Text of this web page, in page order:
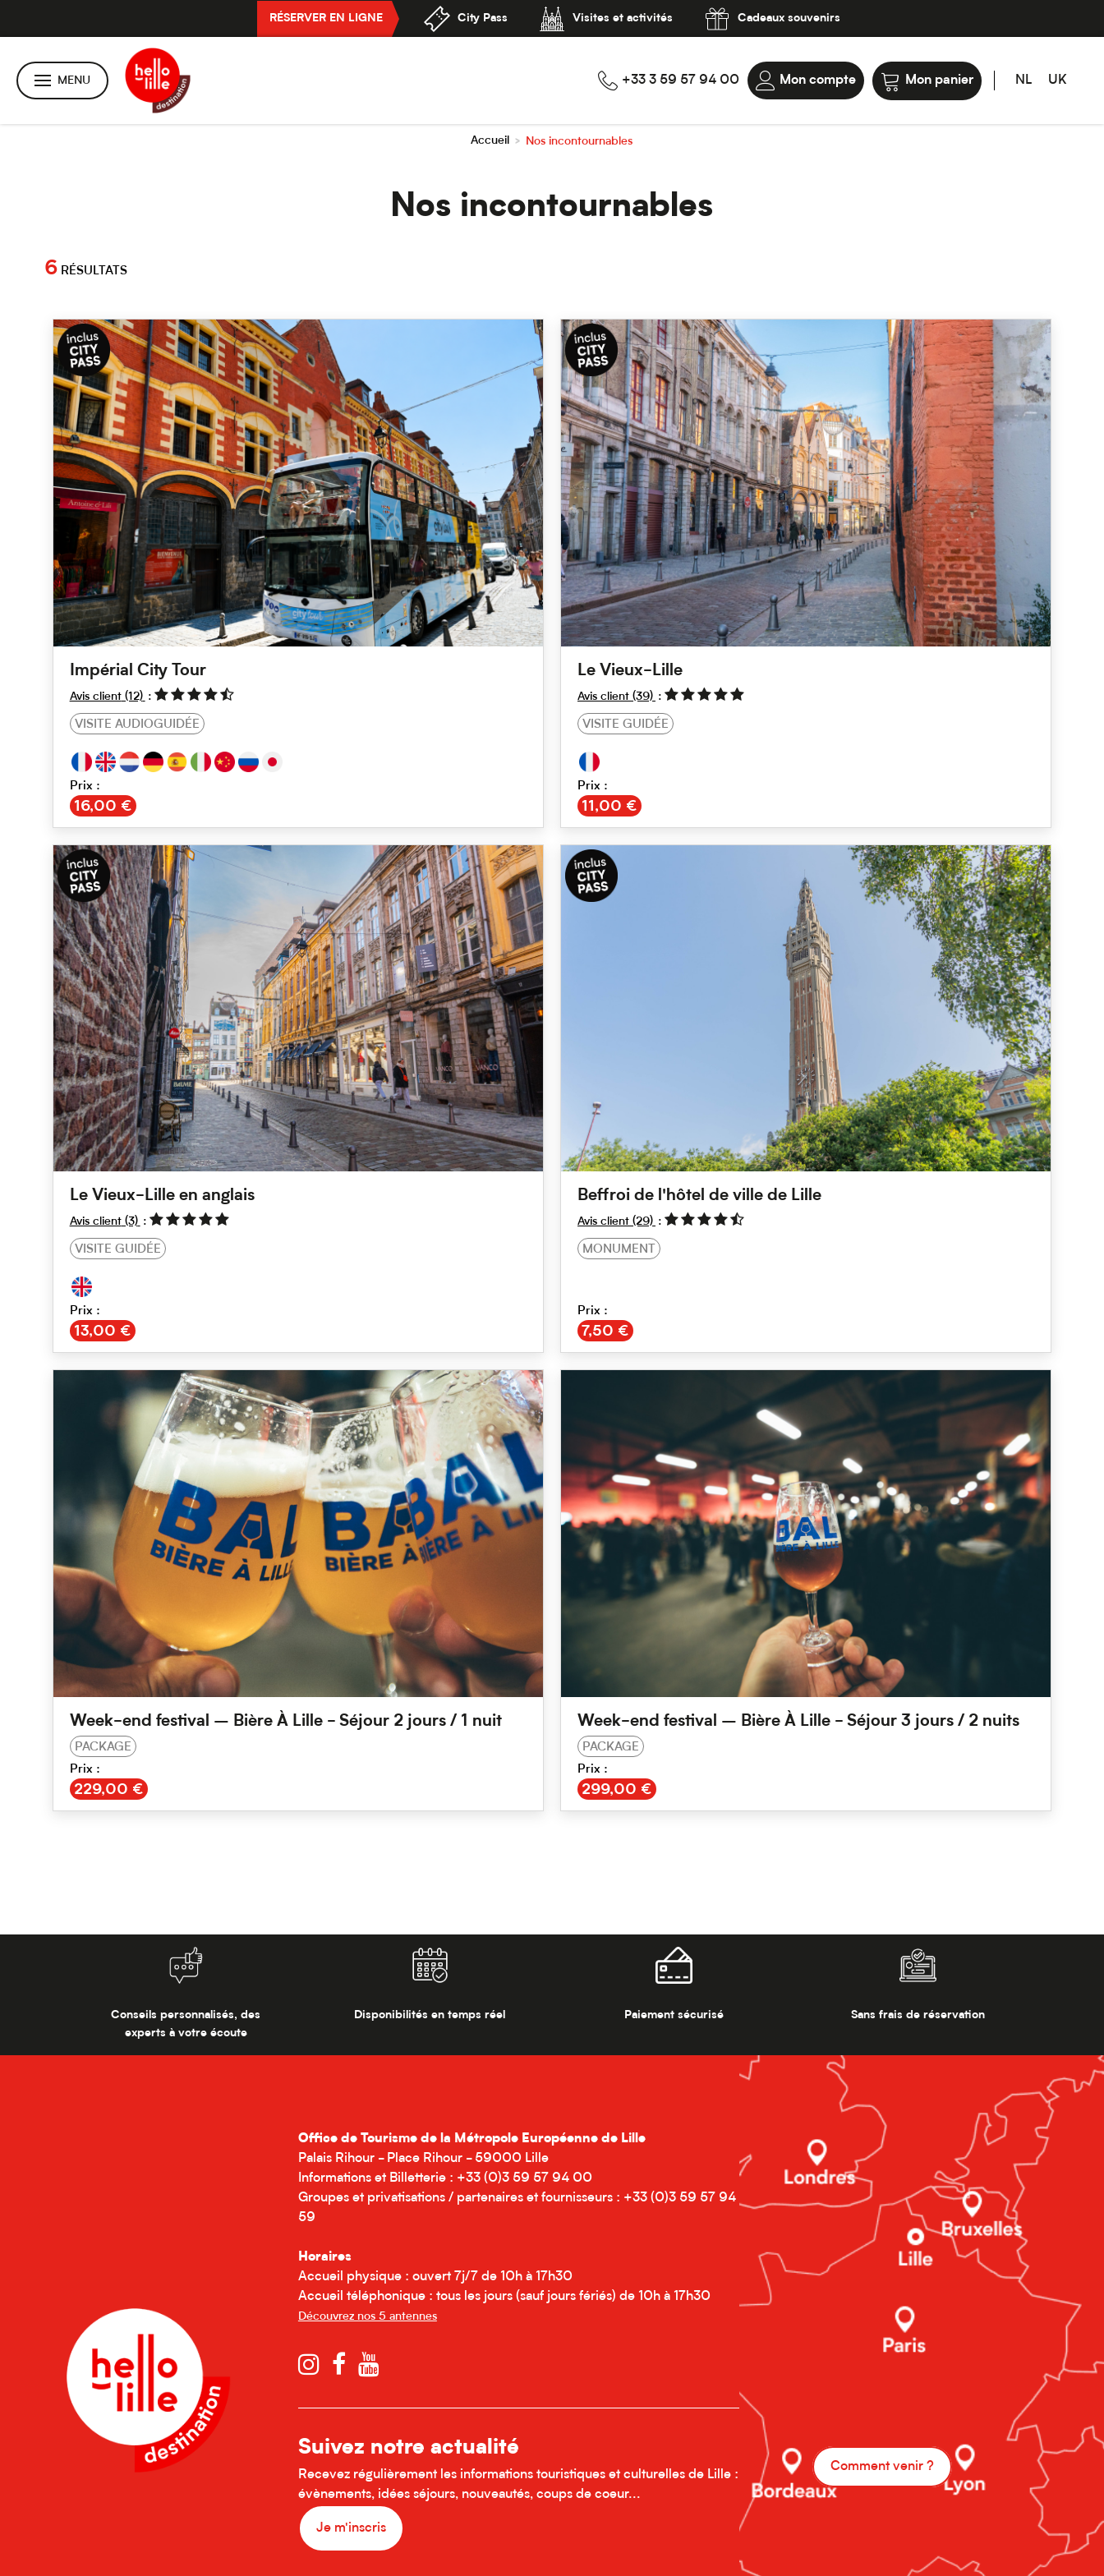
RÉSERVER EN LIGNE City Pass Visites et activités Cadeaux souvenirs
MENU +33 3 59 57 94 00 Mon compte Mon panier
Accueil > Nos incontournables
Nos incontournables
6RÉSULTATS
Impérial City Tour
Avis client(12)
Prix :
16,00 €
VISITE AUDIOGUIDÉE
Le Vieux-Lille
Avis client(39)
Prix :
11,00 €
VISITE GUIDÉE
Le Vieux-Lille en anglais
Avis client(3)
Prix :
13,00 €
VISITE GUIDÉE
Beffroi de l'hôtel de ville de Lille
Avis client(29)
Prix :
7,50 €
MONUMENT
Week-end festival – Bière À Lille - Séjour 2 jours / 1 nuit
PACKAGE
Prix :
229,00 €
Week-end festival – Bière À Lille - Séjour 3 jours / 2 nuits
PACKAGE
Prix :
299,00 €
Conseils personnalisés, des
experts à votre écoute
Disponibilités en temps réel Paiement sécurisé Sans frais de réservation
Office de Tourisme de la Métropole Européenne de Lille
Palais Rihour - Place Rihour - 59000 Lille
Informations et Billetterie : +33 (0)3 59 57 94 00
Groupes et privatisations / partenaires et fournisseurs : +33 (0)3 59 57 94
59
Horaires
Accueil physique : ouvert 7j/7 de 10h à 17h30
Accueil téléphonique : tous les jours (sauf jours fériés) de 10h à 17h30
Découvrez nos 5 antennes
Suivez notre actualité
Recevez régulièrement les informations touristiques et culturelles de Lille :
évènements, idées séjours, nouveautés, coups de coeur...
Je m'inscris
Comment venir ?